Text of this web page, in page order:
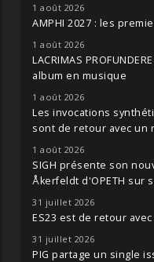
1 août 2026
AMPHI 2027 : les
1 août 2026
LACRIMAS
album en musique
1 août 2026
Les invocations
sont de retour avec un
1 août 2026
SIGH présente son
Åkerfeldt d'OPETH sur
31 juillet 2026
ES23 est de retour
31 juillet 2026
PIG partage un single